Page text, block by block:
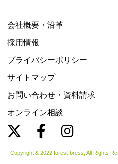
会社概要・沿革
採用情報
プライバシーポリシー
サイトマップ
お問い合わせ・資料請求
オンライン相談
Copyright & 2022 forest-bress, All Rights